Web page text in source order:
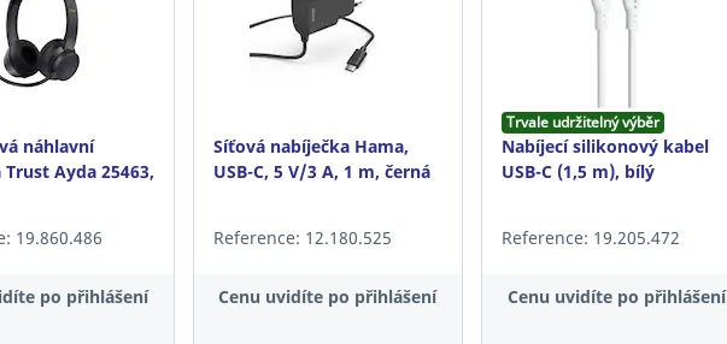
náhlavní
Ayda 25463,
19.860.486
po přihlášení
Síťová nabíječka Hama,
USB-C, 5 V/3 A, 1 m, černá
Reference: 12.180.525
Cenu uvidíte po přihlášení
Trvale udržitelný výběr
Nabíjecí silikonový kabel
USB-C (1,5 m), bílý
Reference: 19.205.472
Cenu uvidíte po přihlášení